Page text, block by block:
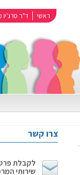
ראשי ד"ר
צרו קשר
לקבלת
שירותי